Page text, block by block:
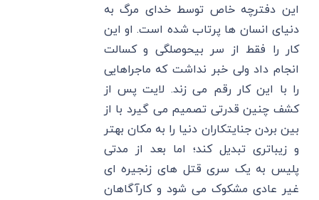
این دفترچه خاص توسط خدای مرگ به
دنیای انسان ها پرتاب شده است. او این
کار را فقط از سر بیحوصلگی و کسالت
انجام داد ولی خبر نداشت که ماجراهایی
را با این کار رقم می زند. لایت پس از
کشف چنین قدرتی تصمیم می گیرد با از
بین بردن جنایتکاران دنیا را به مکان بهتر
و زیباتری تبدیل کند؛ اما بعد از مدتی
پلیس به یک سری قتل های زنجیره ای
غیر عادی مشکوک می شود و کارآگاهان